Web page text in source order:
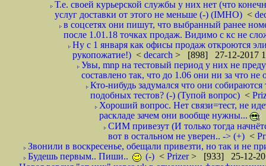
Т.е. своей курьерской службы у них нет (что
услуг доставки от этого не меньше (-) (IMHO) <
в соцсетях они пишут, что выбранный ранее
после 1.01.18 точках продаж. Видимо с кс не
Ну с 1 января как офисы продаж откроются
рукопожатие!) < decarch > [898] 27-12-2017
Увы, mnp на тестовый период у них не
составлено так, что до 1.06 они ни за что не
Кто-нибудь задумался что они
подобных тестов? (-) (Тупой вопрос) <
Хороший вопрос. Нет связи=тест, не
раскладе зачем они вообще нужны...
СИМ привезут (И только тогда
вот в остальном не уверен.. -> (+) <
Звонили в воскресенье, обещали привезти, но так и не
Будешь первым.. Пиши..
(-) < Prizer> [933] 25-12-